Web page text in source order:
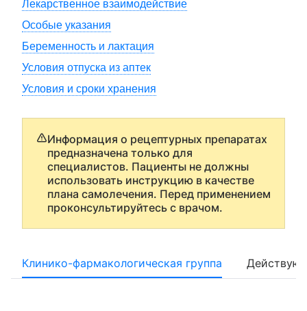
Лекарственное взаимодействие
Особые указания
Беременность и лактация
Условия отпуска из аптек
Условия и сроки хранения
Информация о рецептурных препаратах
предназначена только для
специалистов. Пациенты не должны
использовать инструкцию в качестве
плана самолечения. Перед применением
проконсультируйтесь с врачом.
Клинико-фармакологическая группа